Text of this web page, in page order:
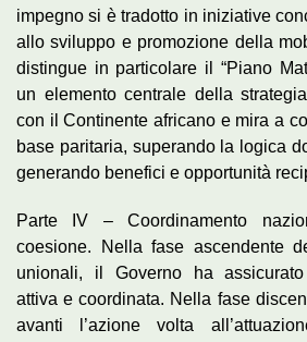
impegno si è tradotto in iniziative
allo sviluppo e promozione della
distingue in particolare il “Piano
un elemento centrale della
con il Continente africano e mira a
base paritaria, superando la logica
generando benefici e opportunità
Parte IV – Coordinamento
coesione. Nella fase ascendente
unionali, il Governo ha
attiva e coordinata. Nella fase
avanti l’azione volta